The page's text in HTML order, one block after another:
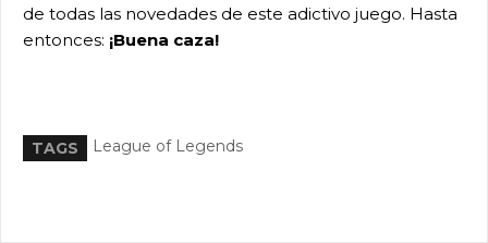
de todas las novedades de este adictivo juego. Hasta
entonces: ¡Buena caza!
TAGS League of Legends